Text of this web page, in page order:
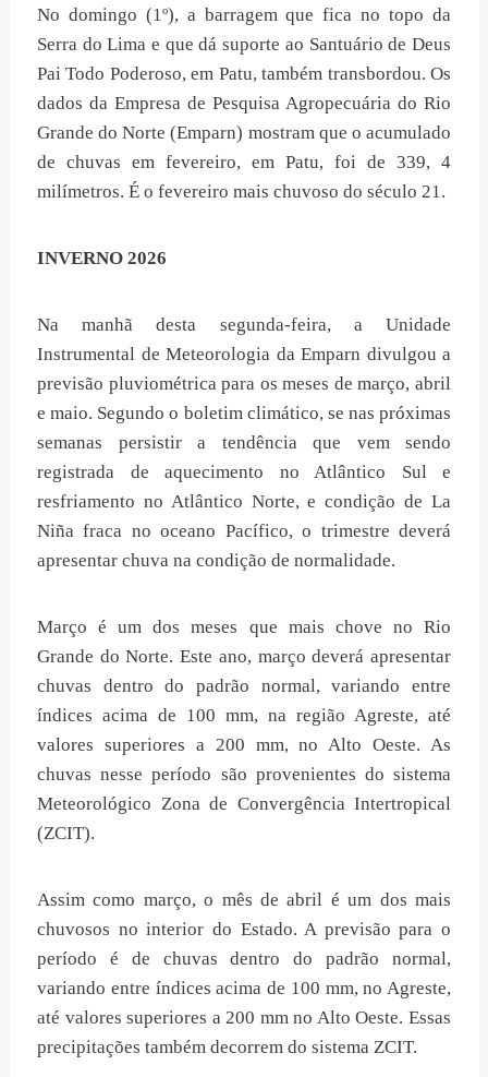
No domingo (1º), a barragem que fica no topo da
Serra do Lima e que dá suporte ao Santuário de Deus
Pai Todo Poderoso, em Patu, também transbordou. Os
dados da Empresa de Pesquisa Agropecuária do Rio
Grande do Norte (Emparn) mostram que o acumulado
de chuvas em fevereiro, em Patu, foi de 339, 4
milímetros. É o fevereiro mais chuvoso do século 21.
INVERNO 2026
Na manhã desta segunda-feira, a Unidade
Instrumental de Meteorologia da Emparn divulgou a
previsão pluviométrica para os meses de março, abril
e maio. Segundo o boletim climático, se nas próximas
semanas persistir a tendência que vem sendo
registrada de aquecimento no Atlântico Sul e
resfriamento no Atlântico Norte, e condição de La
Niña fraca no oceano Pacífico, o trimestre deverá
apresentar chuva na condição de normalidade.
Março é um dos meses que mais chove no Rio
Grande do Norte. Este ano, março deverá apresentar
chuvas dentro do padrão normal, variando entre
índices acima de 100 mm, na região Agreste, até
valores superiores a 200 mm, no Alto Oeste. As
chuvas nesse período são provenientes do sistema
Meteorológico Zona de Convergência Intertropical
(ZCIT).
Assim como março, o mês de abril é um dos mais
chuvosos no interior do Estado. A previsão para o
período é de chuvas dentro do padrão normal,
variando entre índices acima de 100 mm, no Agreste,
até valores superiores a 200 mm no Alto Oeste. Essas
precipitações também decorrem do sistema ZCIT.